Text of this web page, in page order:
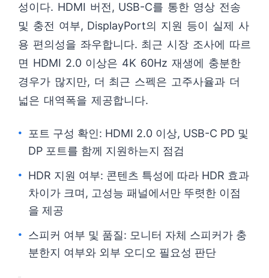
성이다. HDMI 버전, USB-C를 통한 영상 전송
및 충전 여부, DisplayPort의 지원 등이 실제 사
용 편의성을 좌우합니다. 최근 시장 조사에 따르
면 HDMI 2.0 이상은 4K 60Hz 재생에 충분한
경우가 많지만, 더 최근 스펙은 고주사율과 더
넓은 대역폭을 제공합니다.
포트 구성 확인: HDMI 2.0 이상, USB-C PD 및
DP 포트를 함께 지원하는지 점검
HDR 지원 여부: 콘텐츠 특성에 따라 HDR 효과
차이가 크며, 고성능 패널에서만 뚜렷한 이점
을 제공
스피커 여부 및 품질: 모니터 자체 스피커가 충
분한지 여부와 외부 오디오 필요성 판단